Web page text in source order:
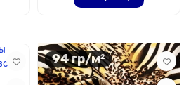
94 гр/м²